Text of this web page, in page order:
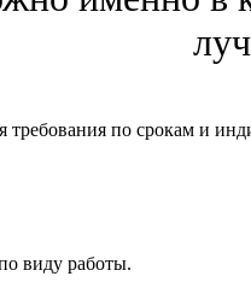
по срокам и
виду работы.